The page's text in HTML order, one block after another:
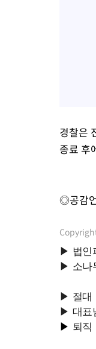
경찰은
종료 후
◎공감